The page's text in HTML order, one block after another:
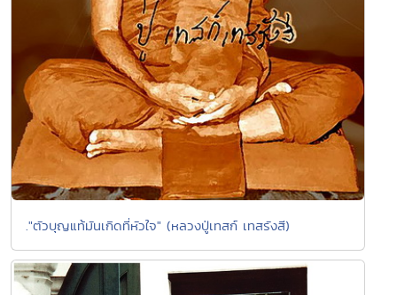
."ตัวบุญแท้มันเกิดที่หัวใจ" (หลวงปู่เทสก์ เทสรังสี)